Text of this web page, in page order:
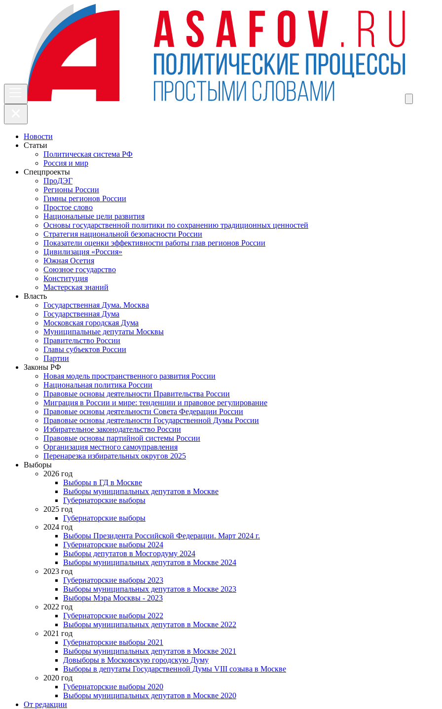
Новости
Статьи
Политическая система РФ
Россия и мир
Спецпроекты
ПроДЭГ
Регионы России
Гимны регионов России
Простое слово
Национальные цели развития
Основы государственной политики по сохранению традиционных ценностей
Стратегия национальной безопасности России
Показатели оценки эффективности работы глав регионов России
Цивилизация «Россия»
Южная Осетия
Союзное государство
Конституция
Мастерская знаний
Власть
Государственная Дума. Москва
Государственная Дума
Московская городская Дума
Муниципальные депутаты Москвы
Правительство России
Главы субъектов России
Партии
Законы РФ
Новая модель пространственного развития России
Национальная политика России
Правовые основы деятельности Правительства России
Миграция в России и мире: тенденции и правовое регулирование
Правовые основы деятельности Совета Федерации России
Правовые основы деятельности Государственной Думы России
Избирательное законодательство России
Правовые основы партийной системы России
Организация местного самоуправления
Перенарезка избирательных округов 2025
Выборы
2026 год
Выборы в ГД в Москве
Выборы муниципальных депутатов в Москве
Губернаторские выборы
2025 год
Губернаторские выборы
2024 год
Выборы Президента Российской Федерации. Март 2024 г.
Губернаторские выборы 2024
Выборы депутатов в Мосгордуму 2024
Выборы муниципальных депутатов в Москве 2024
2023 год
Губернаторские выборы 2023
Выборы муниципальных депутатов в Москве 2023
Выборы Мэра Москвы - 2023
2022 год
Губернаторские выборы 2022
Выборы муниципальных депутатов в Москве 2022
2021 год
Губернаторские выборы 2021
Выборы муниципальных депутатов в Москве 2021
Довыборы в Московскую городскую Думу
Выборы в депутаты Государственной Думы VIII созыва в Москве
2020 год
Губернаторские выборы 2020
Выборы муниципальных депутатов в Москве 2020
От редакции